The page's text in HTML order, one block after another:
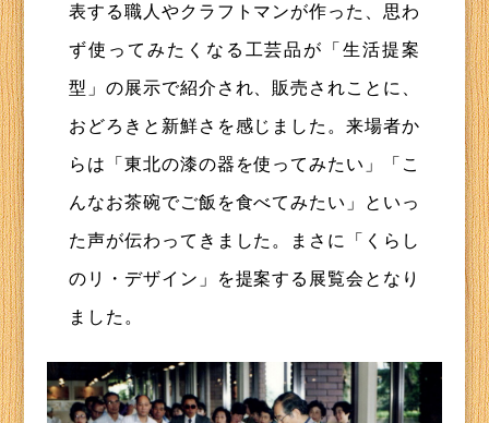
表する職人やクラフトマンが作った、思わ
ず使ってみたくなる工芸品が「生活提案
型」の展示で紹介され、販売されことに、
おどろきと新鮮さを感じました。来場者か
らは「東北の漆の器を使ってみたい」「こ
んなお茶碗でご飯を食べてみたい」といっ
た声が伝わってきました。まさに「くらし
のリ・デザイン」を提案する展覧会となり
ました。